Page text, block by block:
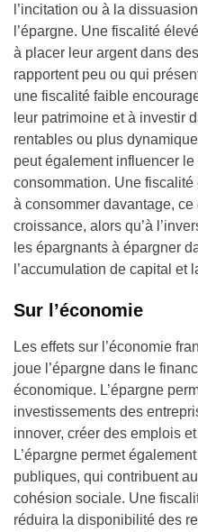
l’incitation ou à la
l’épargne. Une fiscalité
à placer leur argent dans
rapportent peu ou qui
une fiscalité faible
leur patrimoine et à investir
rentables ou plus
peut également influencer
consommation. Une
à consommer davantage,
croissance, alors qu’à
les épargnants à épargner
l’accumulation de capital et
Sur l’économie
Les effets sur l’économie
joue l’épargne dans le
économique. L’épargne
investissements des
innover, créer des emplois
L’épargne permet
publiques, qui contribuent
cohésion sociale. Une
réduira la disponibilité des